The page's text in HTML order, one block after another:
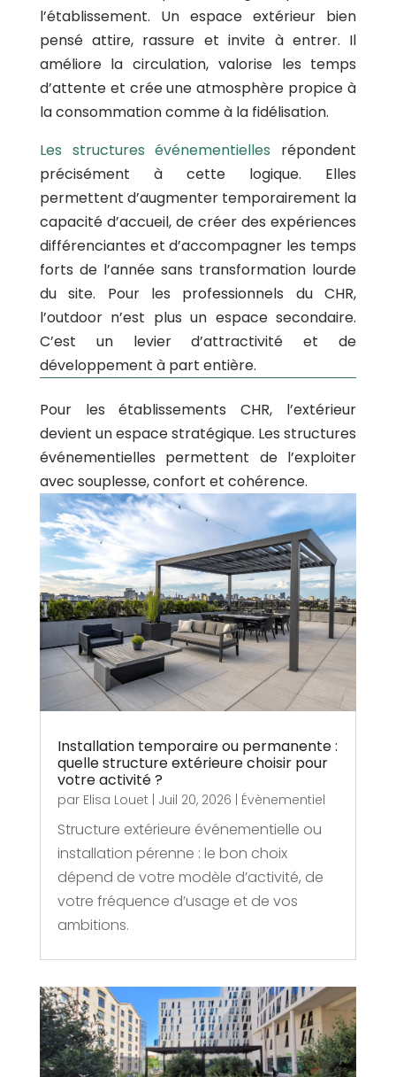
l’établissement. Un espace extérieur bien
pensé attire, rassure et invite à entrer. Il
améliore la circulation, valorise les temps
d’attente et crée une atmosphère propice à
la consommation comme à la fidélisation.
Les structures événementielles répondent
précisément à cette logique. Elles
permettent d’augmenter temporairement la
capacité d’accueil, de créer des expériences
différenciantes et d’accompagner les temps
forts de l’année sans transformation lourde
du site. Pour les professionnels du CHR,
l’outdoor n’est plus un espace secondaire.
C’est un levier d’attractivité et de
développement à part entière.
Pour les établissements CHR, l’extérieur
devient un espace stratégique. Les structures
événementielles permettent de l’exploiter
avec souplesse, confort et cohérence.
Installation temporaire ou permanente :
quelle structure extérieure choisir pour
votre activité ?
par Elisa Louet Juil 20, 2026 Évènementiel
Structure extérieure événementielle ou
installation pérenne : le bon choix
dépend de votre modèle d’activité, de
votre fréquence d’usage et de vos
ambitions.